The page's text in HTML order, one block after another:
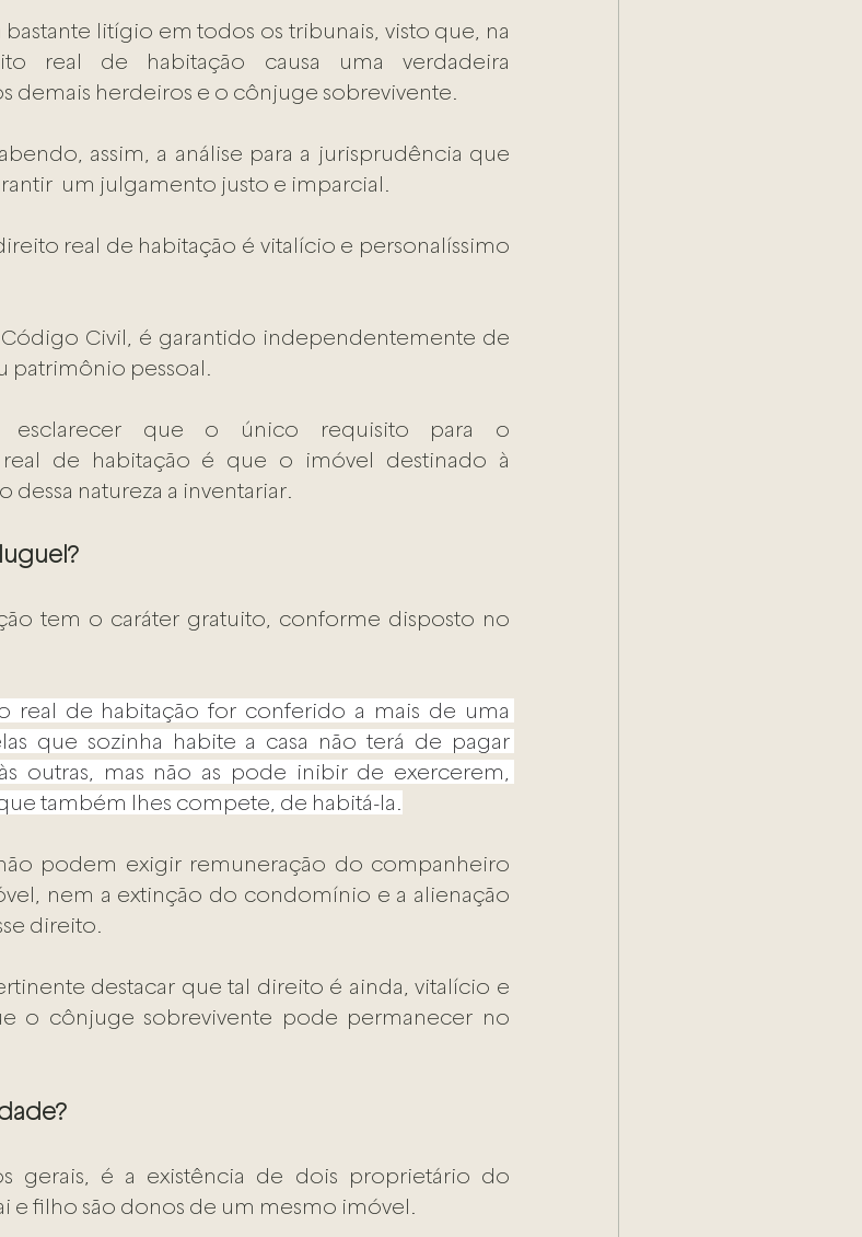
bastante litígio em todos os tribunais, visto que, na
real de habitação causa uma verdadeira
demais herdeiros e o cônjuge sobrevivente.
assim, a análise para a jurisprudência que
um julgamento justo e imparcial.
real de habitação é vitalício e personalíssimo
Civil, é garantido independentemente de
patrimônio pessoal.
esclarecer que o único requisito para o
de habitação é que o imóvel destinado à
dessa natureza a inventariar.
tem o caráter gratuito, conforme disposto no
real de habitação for conferido a mais de uma
que sozinha habite a casa não terá de pagar
outras, mas não as pode inibir de exercerem,
também lhes compete, de habitá-la.
podem exigir remuneração do companheiro
nem a extinção do condomínio e a alienação
direito.
destacar que tal direito é ainda, vitalício e
o cônjuge sobrevivente pode permanecer no
gerais, é a existência de dois proprietário do
filho são donos de um mesmo imóvel.